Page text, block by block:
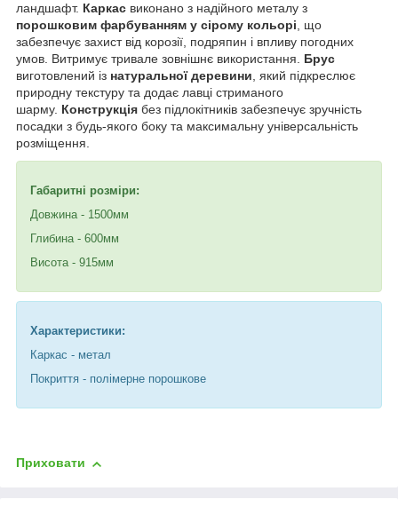
ландшафт. Каркас виконано з надійного металу з
порошковим фарбуванням у сірому кольорі, що
забезпечує захист від корозії, подряпин і впливу погодних
умов. Витримує тривале зовнішнє використання. Брус
виготовлений із натуральної деревини, який підкреслює
природну текстуру та додає лавці стриманого
шарму. Конструкція без підлокітників забезпечує зручність
посадки з будь-якого боку та максимальну універсальність
розміщення.
Габаритні розміри:
Довжина - 1500мм
Глибина - 600мм
Висота - 915мм
Характеристики:
Каркас - метал
Покриття - полімерне порошкове
Приховати